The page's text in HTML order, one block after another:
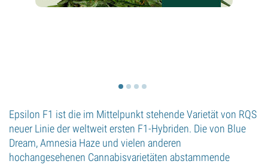
Epsilon F1 ist die im Mittelpunkt stehende Varietät von RQS
neuer Linie der weltweit ersten F1-Hybriden. Die von Blue
Dream, Amnesia Haze und vielen anderen
hochangesehenen Cannabisvarietäten abstammende